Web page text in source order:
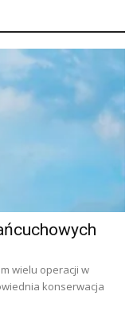
wielu operacji w
konserwacja